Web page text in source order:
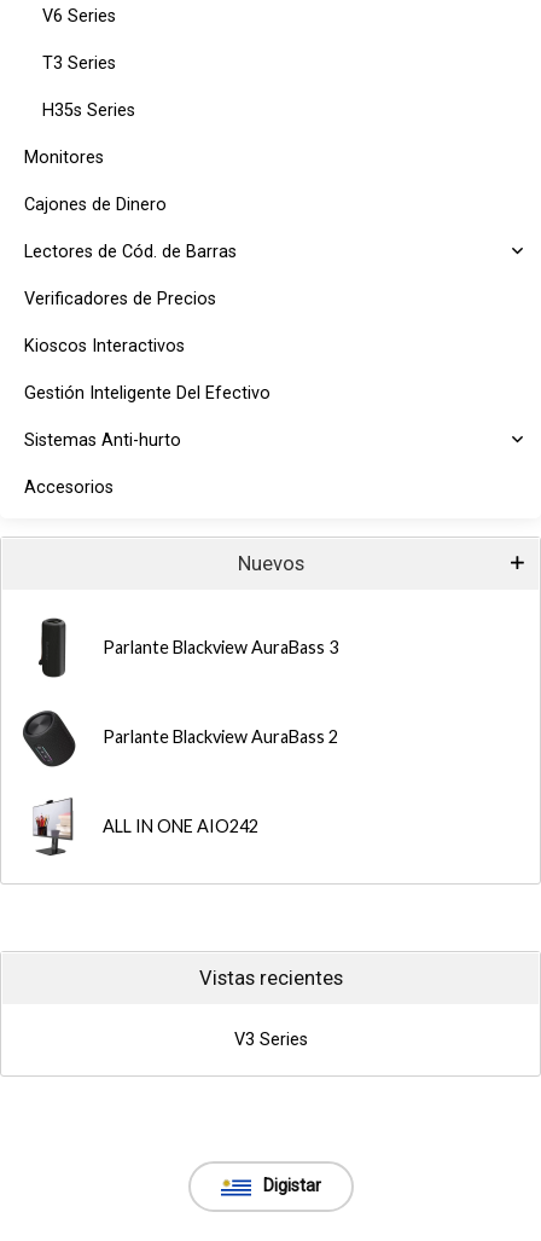
V6 Series
T3 Series
H35s Series
Monitores
Cajones de Dinero
Lectores de Cód. de Barras
Verificadores de Precios
Kioscos Interactivos
Gestión Inteligente Del Efectivo
Sistemas Anti-hurto
Accesorios
Nuevos
Parlante Blackview AuraBass 3
Parlante Blackview AuraBass 2
ALL IN ONE AIO242
Vistas recientes
V3 Series
Digistar